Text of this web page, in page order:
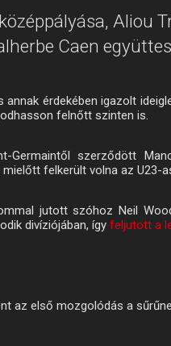
Aliou
Caen
annak érdekében igazolt
felnőtt szinten is.
Germaintől szerződött
felkerült volna az U23-
jutott szóhoz Neil
divíziójában, így feljutott a
az első mozgolódás a